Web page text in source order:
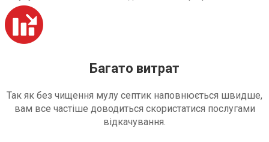
Багато витрат
Так як без чищення мулу септик наповнюється швидше,
вам все частіше доводиться скористатися послугами
відкачування.